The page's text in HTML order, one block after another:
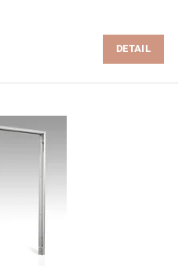
DETAIL